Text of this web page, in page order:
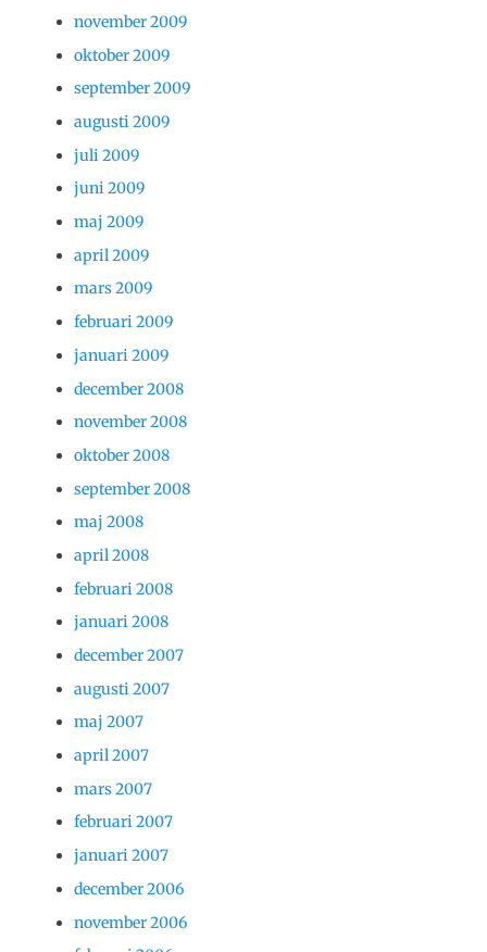
november 2009
oktober 2009
september 2009
augusti 2009
juli 2009
juni 2009
maj 2009
april 2009
mars 2009
februari 2009
januari 2009
december 2008
november 2008
oktober 2008
september 2008
maj 2008
april 2008
februari 2008
januari 2008
december 2007
augusti 2007
maj 2007
april 2007
mars 2007
februari 2007
januari 2007
december 2006
november 2006